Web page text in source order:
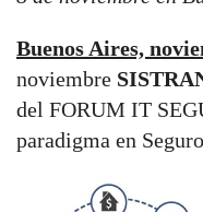
Buenos Aires,
noviembre
del FORUM IT
paradigma en